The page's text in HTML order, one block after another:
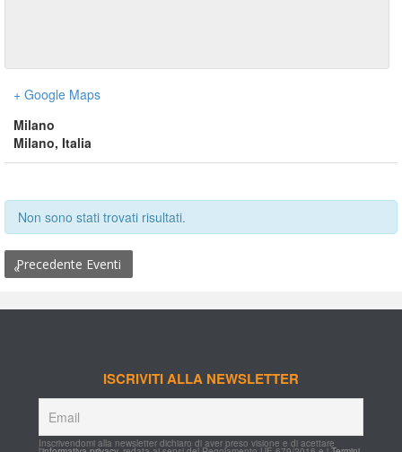
+ Google Map
Milano
Milano, Italia
Non sono stati trovati risultati.
« Precedente Eventi
ISCRIVITI ALLA NEWSLETTER
Inscrivendomi alla newsletter dichiaro di aver preso visione e di acettare